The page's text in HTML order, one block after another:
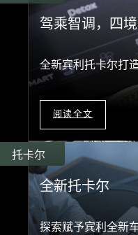
驾乘智调，四
全新宾利托卡尔打
阅读全文
托卡尔
全新托卡尔
探索赋予宾利全新